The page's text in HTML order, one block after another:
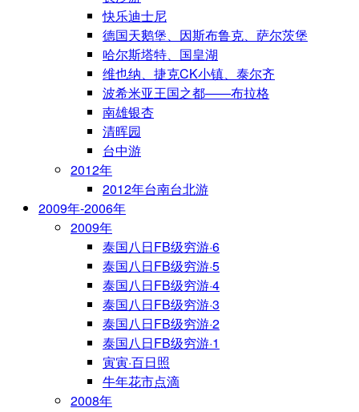
快乐迪士尼
德国天鹅堡、因斯布鲁克、萨尔茨堡
哈尔斯塔特、国皇湖
维也纳、捷克CK小镇、泰尔齐
波希米亚王国之都——布拉格
南雄银杏
清晖园
台中游
2012年
2012年台南台北游
2009年-2006年
2009年
泰国八日FB级穷游·6
泰国八日FB级穷游·5
泰国八日FB级穷游·4
泰国八日FB级穷游·3
泰国八日FB级穷游·2
泰国八日FB级穷游·1
寅寅·百日照
牛年花市点滴
2008年